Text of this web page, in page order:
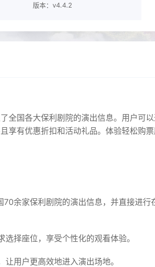
版本：v4.4.2
全国各大保利剧院的演出信息。用户可
享有优惠折扣和活动礼品。体验轻松购
余家保利剧院的演出信息，并直接进行
择座位，享受个性化的观看体验。
用户更高效地进入演出场地。